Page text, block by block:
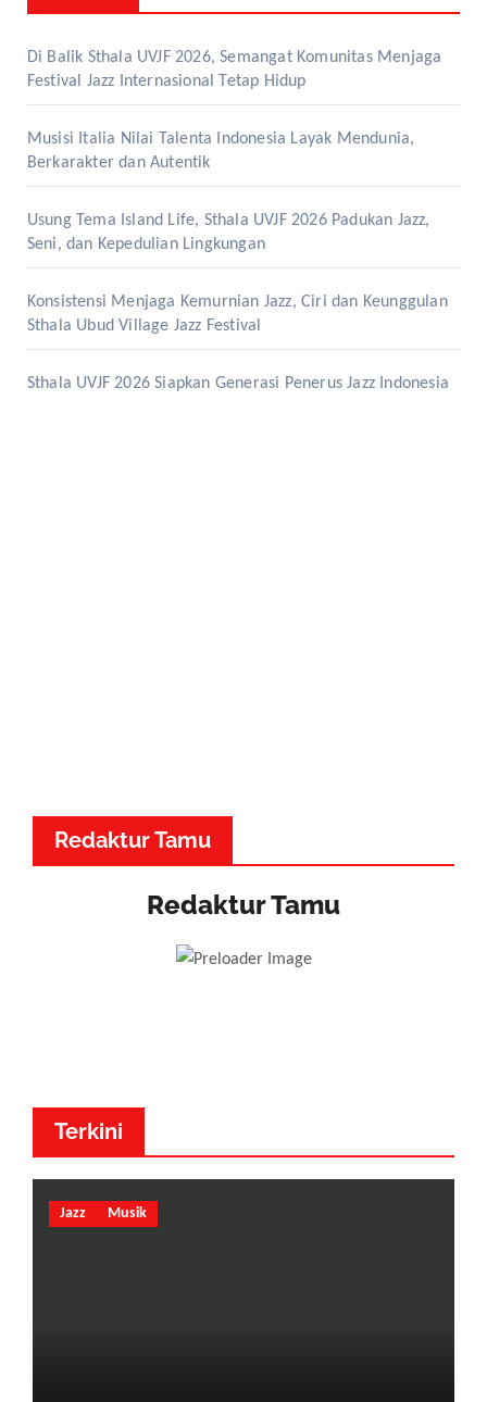
Di Balik Sthala UVJF 2026, Semangat Komunitas Menjaga
Festival Jazz Internasional Tetap Hidup
Musisi Italia Nilai Talenta Indonesia Layak Mendunia,
Berkarakter dan Autentik
Usung Tema Island Life, Sthala UVJF 2026 Padukan Jazz,
Seni, dan Kepedulian Lingkungan
Konsistensi Menjaga Kemurnian Jazz, Ciri dan Keunggulan
Sthala Ubud Village Jazz Festival
Sthala UVJF 2026 Siapkan Generasi Penerus Jazz Indonesia
Redaktur Tamu
Redaktur Tamu
Terkini
Jazz Musik